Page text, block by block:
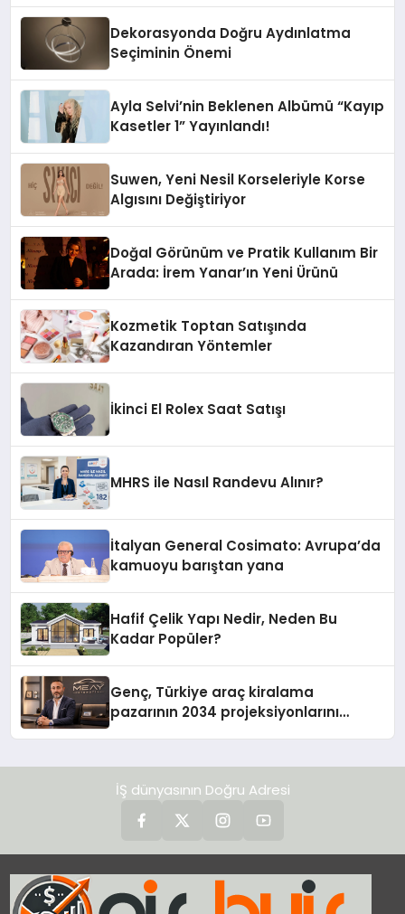
Dekorasyonda Doğru Aydınlatma
Seçiminin Önemi
Ayla Selvi’nin Beklenen Albümü “Kayıp
Kasetler 1” Yayınlandı!
Suwen, Yeni Nesil Korseleriyle Korse
Algısını Değiştiriyor
Doğal Görünüm ve Pratik Kullanım Bir
Arada: İrem Yanar’ın Yeni Ürünü
Kozmetik Toptan Satışında
Kazandıran Yöntemler
İkinci El Rolex Saat Satışı
MHRS ile Nasıl Randevu Alınır?
İtalyan General Cosimato: Avrupa’da
kamuoyu barıştan yana
Hafif Çelik Yapı Nedir, Neden Bu
Kadar Popüler?
Genç, Türkiye araç kiralama
pazarının 2034 projeksiyonlarını
İŞ dünyasının Doğru Adresi